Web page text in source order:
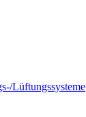
Lüftungssysteme